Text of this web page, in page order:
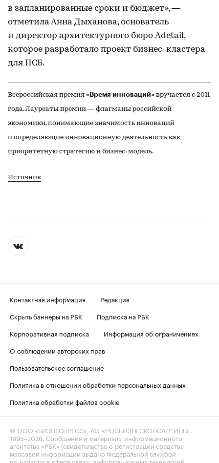
в запланированные сроки и бюджет», —
отметила Анна Дыханова, основатель
и директор архитектурного бюро Adetail,
которое разработало проект бизнес-кластера
для ПСБ.
Всероссийская премия «Время инноваций» вручается с 2011
года. Лауреаты премии — флагманы российской
экономики, понимающие значимость инноваций
и определяющие инновационную деятельность как
приоритетную стратегию и бизнес-модель.
Источник
Контактная информация
Редакция
Скрыть баннеры на РБК
Подписка на РБК
Корпоративная подписка
Информация об ограничениях
О соблюдении авторских прав
Пользовательское соглашение
Политика в отношении обработки персональных данных
Политика обработки файлов cookie
© ООО «БИЗНЕСПРЕСС», АО «РОСБИЗНЕСКОНСАЛТИНГ»,
1995–2026. Сообщения и материалы информационного
агентства «РБК» (свидетельство о регистрации средства
массовой информации выдано Федеральной службой
по надзору в сфере связи, информационных технологий